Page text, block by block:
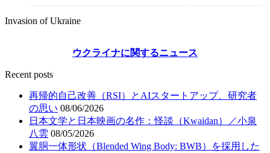
Invasion of Ukraine
ウクライナに関するニュース
Recent posts
再帰的自己改善（RSI）とAIスタートアップ、研究者
の思い 08/06/2026
日本文学と日本映画の名作：怪談（Kwaidan）／小泉
八雲 08/05/2026
翼胴一体形状（Blended Wing Body: BWB）を採用した